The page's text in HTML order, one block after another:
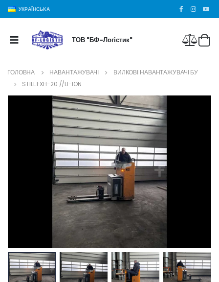
УКРАЇНСЬКА
ТОВ "БФ-Логістик"
ГОЛОВНА НАВАНТАЖУВАЧІ
ВИЛКОВІ НАВАНТАЖУВАЧІ БУ
STILL FXH-20 //LI-ION